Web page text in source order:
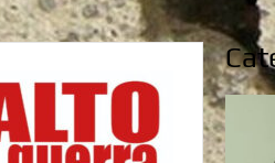
QUE VIVIR. CARTA DEL